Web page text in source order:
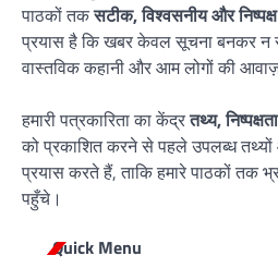
पाठकों तकसटीक, विश्वसनीय और
प्रयास है कि खबर केवल सूचना बनकर न
वास्तविक कहानी और आम लोगों की
हमारी पत्रकारिता का केंद्रतथ्य,
को प्रकाशित करने से पहले उपलब्ध
प्रयास करते हैं, ताकि हमारे पाठकों तक
पहुँचे।
Quick Menu